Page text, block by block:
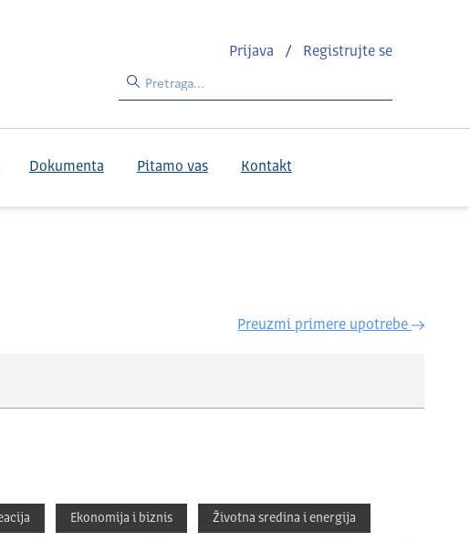
Prijava / Registrujte se
Dokumenta Pitamo vas Kontakt
Preuzmi primere upotrebe
Ekonomija i biznis Životna sredina i energija